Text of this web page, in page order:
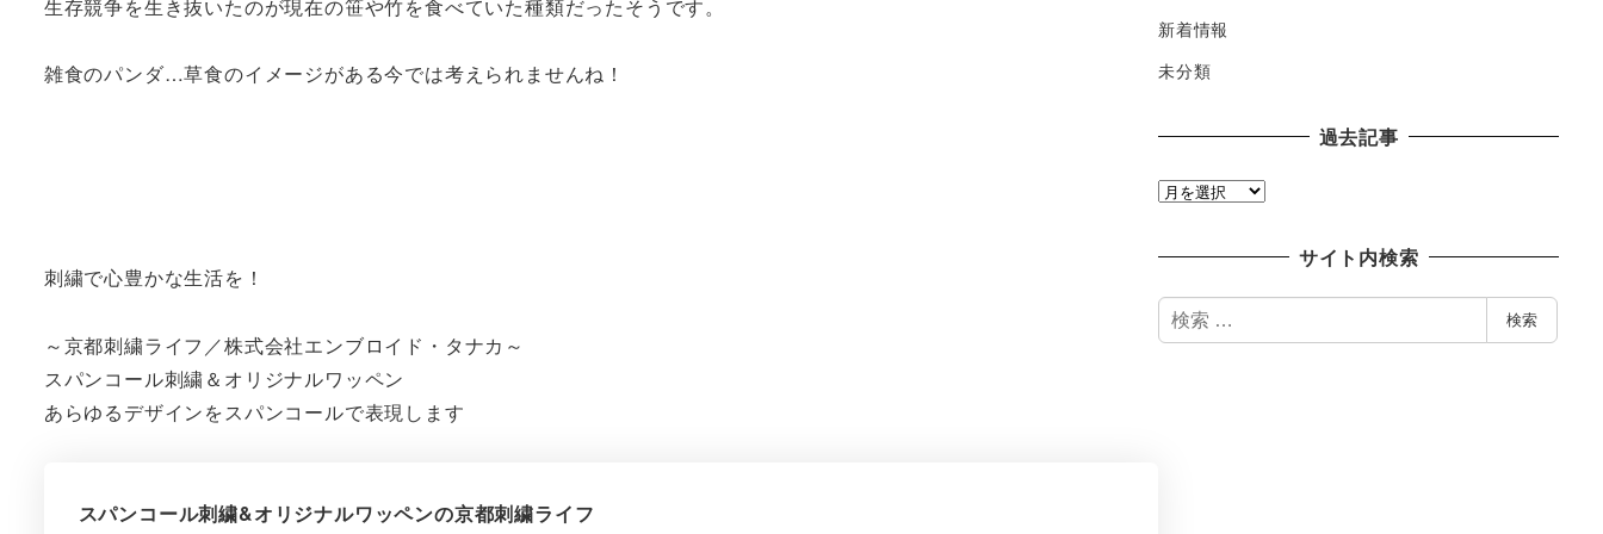
生存競争を生き抜いたのが現在の笹や竹を食べていた種類だったそうです。
雑食のパンダ…草食のイメージがある今では考えられませんね！
刺繍で心豊かな生活を！
～京都刺繍ライフ／株式会社エンブロイド・タナカ～
スパンコール刺繍＆オリジナルワッペン
あらゆるデザインをスパンコールで表現します
スパンコール刺繍&オリジナルワッペンの京都刺繍ライフ
新着情報
未分類
過去記事
過
サイト内検索
検
索
検索